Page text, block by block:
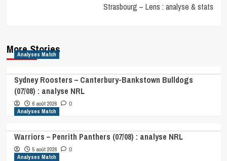
Strasbourg – Lens : analyse & stats
More Stories
Analyses Match
Sydney Roosters – Canterbury-Bankstown Bulldogs
(07/08) : analyse NRL
6 août 2026 0
Analyses Match
Warriors – Penrith Panthers (07/08) : analyse NRL
5 août 2026 0
Analyses Match